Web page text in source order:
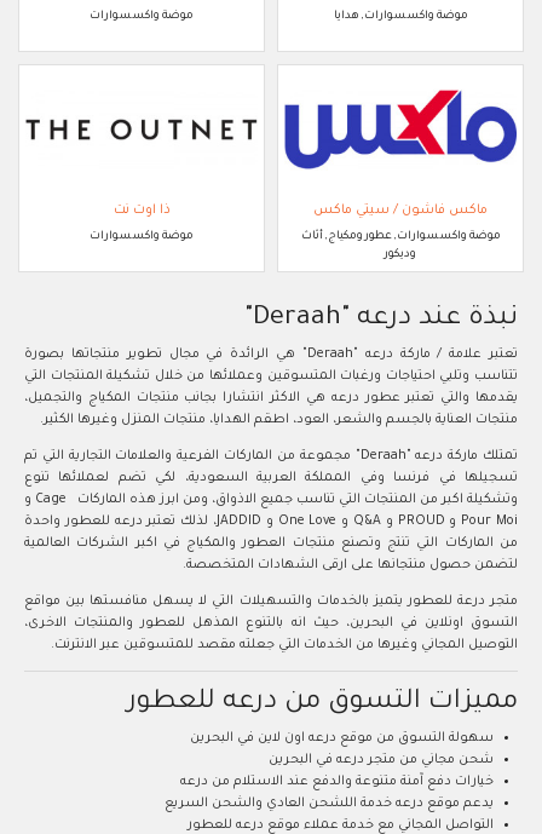
موضة واكسسوارات, هدايا موضة واكسسوارات
ماكس فاشون / سيتي ماكس
موضة واكسسوارات, عطور ومكياج, أثاث
وديكور
ذا اوت نت
موضة واكسسوارات
نبذة عند درعه "Deraah"
تعتبر علامة / ماركة درعه "Deraah" هي الرائدة في مجال تطوير منتجاتها بصورة
تتناسب وتلبي احتياجات ورغبات المتسوقين وعملائها من خلال تشكيلة المنتجات التي
يقدمها والتي تعتبر عطور درعه هي الاكثر انتشارا بجانب منتجات المكياج والتجميل،
منتجات العناية بالجسم والشعر، العود، اطقم الهدايا، منتجات المنزل وغيرها الكثير.
تمتلك ماركة درعه "Deraah" مجموعة من الماركات الفرعية والعلامات التجارية التي تم
تسجيلها في فرنسا وفي المملكة العربية السعودية، لكي تضم لعملائها تنوع
وتشكيلة اكبر من المنتجات التي تناسب جميع الاذواق، ومن ابرز هذه الماركات Cage و
Pour Moi و PROUD و Q&A و One Love و JADDID، لذلك تعتبر درعه للعطور واحدة
من الماركات التي تنتج وتصنع منتجات العطور والمكياج في اكبر الشركات العالمية
لتضمن حصول منتجانها على ارقى الشهادات المتخصصة.
متجر درعة للعطور يتميز بالخدمات والتسهيلات التي لا يسهل منافستها بين مواقع
التسوق اونلاين في البحرين، حيث انه بالتنوع المذهل للعطور والمنتجات الاخرى،
التوصيل المجاني وغيرها من الخدمات التي جعلته مقصد للمتسوقين عبر الانترنت.
مميزات التسوق من درعه للعطور
سهولة التسوق من موقع درعه اون لاين في البحرين
شحن مجاني من متجر درعه في البحرين
خيارات دفع آمنة متنوعة والدفع عند الاستلام من درعه
يدعم موقع درعه خدمة اللشحن العادي والشحن السريع
التواصل المجاني مع خدمة عملاء موقع درعه للعطور